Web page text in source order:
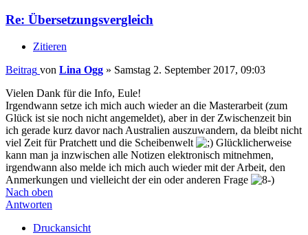
Re: Übersetzungsvergleich
Zitieren
Beitrag von Lina Ogg » Samstag 2. September 2017, 09:03
Vielen Dank für die Info, Eule!
Irgendwann setze ich mich auch wieder an die Masterarbeit (zum
Glück ist sie noch nicht angemeldet), aber in der Zwischenzeit bin
ich gerade kurz davor nach Australien auszuwandern, da bleibt nicht
viel Zeit für Pratchett und die Scheibenwelt
Glücklicherweise
kann man ja inzwischen alle Notizen elektronisch mitnehmen,
irgendwann also melde ich mich auch wieder mit der Arbeit, den
Anmerkungen und vielleicht der ein oder anderen Frage
Nach oben
Antworten
Druckansicht